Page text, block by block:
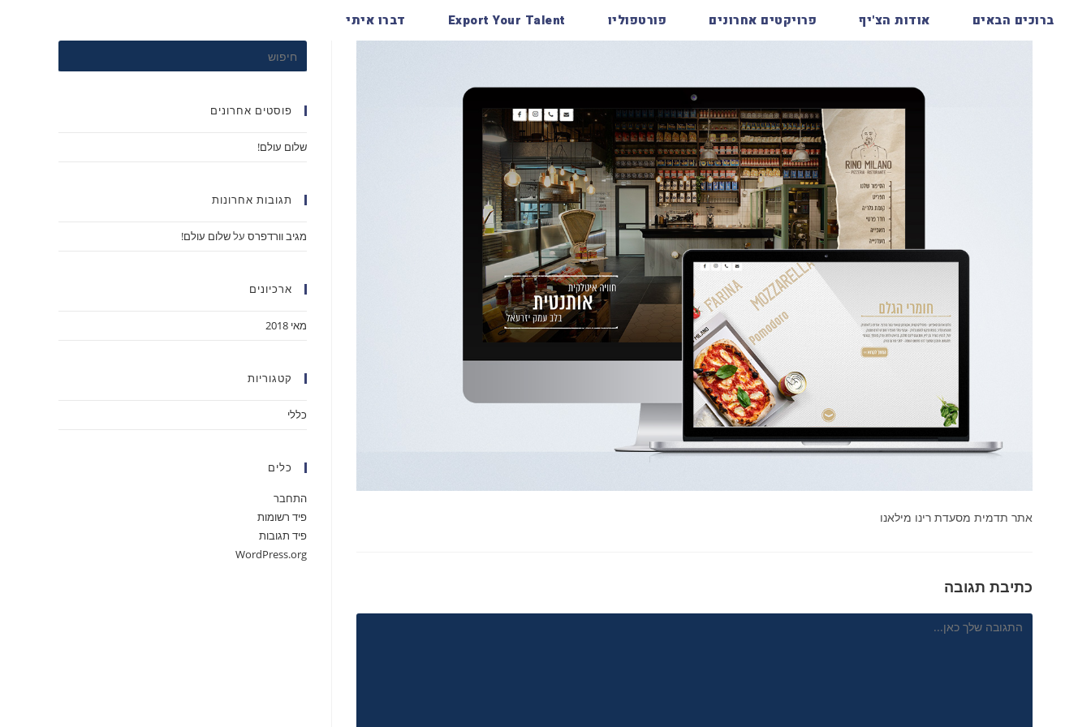
ברוכים הבאים אודות הצ'יף פרויקטים אחרונים פורטפוליו Export Your Talent דברו איתי
אתר תדמית מסעדת רינו מילאנו
כתיבת תגובה
פוסטים אחרונים
שלום עולם!
תגובות אחרונות
מגיב וורדפרס עלשלום עולם!
ארכיונים
מאי 2018
קטגוריות
כללי
כלים
התחבר
פיד רשומות
פיד תגובות
WordPress.org